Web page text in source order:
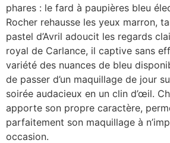
phares : le fard à paupières bleu
Rocher rehausse les yeux marron,
pastel d’Avril adoucit les regards
royal de Carlance, il captive sans
variété des nuances de bleu
de passer d’un maquillage de jour
soirée audacieux en un clin d’œil.
apporte son propre caractère,
parfaitement son maquillage à
occasion.